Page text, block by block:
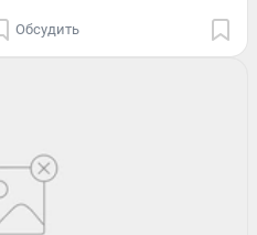
Обсудить